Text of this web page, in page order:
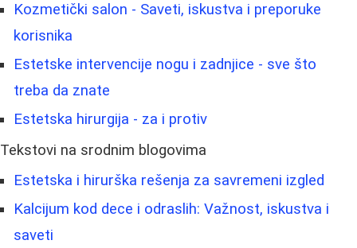
Kozmetički salon - Saveti, iskustva i preporuke
korisnika
Estetske intervencije nogu i zadnjice - sve što
treba da znate
Estetska hirurgija - za i protiv
Tekstovi na srodnim blogovima
Estetska i hirurška rešenja za savremeni izgled
Kalcijum kod dece i odraslih: Važnost, iskustva i
saveti